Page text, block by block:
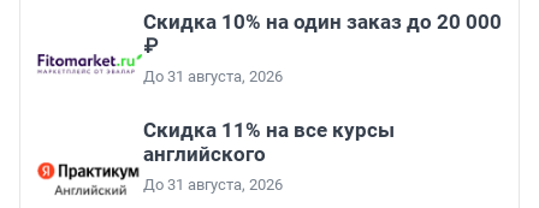
Скидка 10% на один заказ до 20 000
₽
До 31 августа, 2026
Скидка 11% на все курсы
английского
До 31 августа, 2026